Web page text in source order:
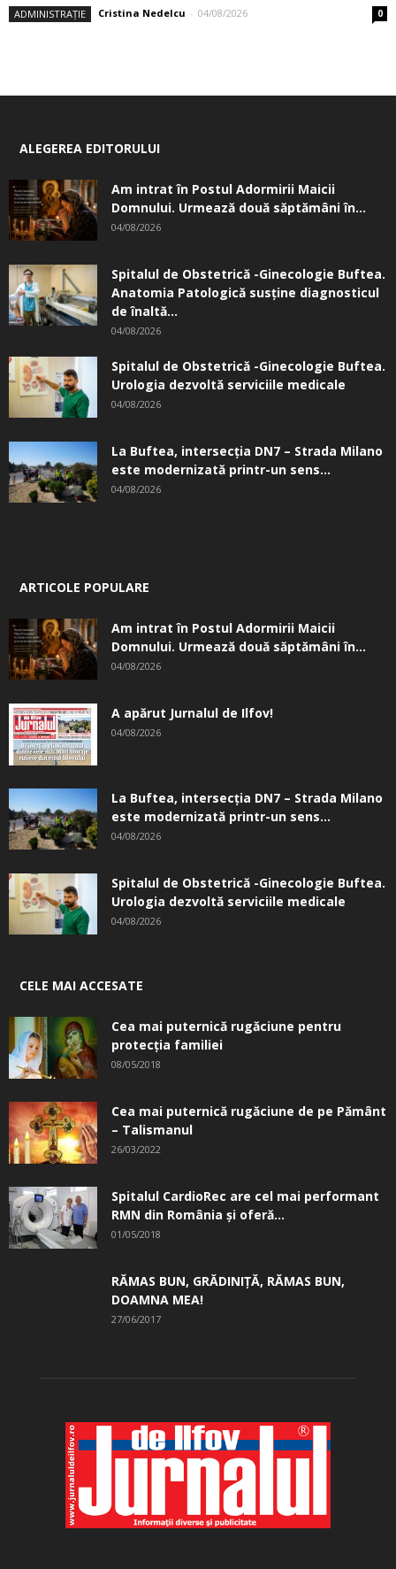
ADMINISTRAȚIE Cristina Nedelcu - 04/08/2026 0
ALEGEREA EDITORULUI
Am intrat în Postul Adormirii Maicii
Domnului. Urmează două săptămâni în...
04/08/2026
Spitalul de Obstetrică -Ginecologie Buftea.
Anatomia Patologică susţine diagnosticul
de înaltă...
04/08/2026
Spitalul de Obstetrică -Ginecologie Buftea.
Urologia dezvoltă serviciile medicale
04/08/2026
La Buftea, intersecţia DN7 – Strada Milano
este modernizată printr-un sens...
04/08/2026
ARTICOLE POPULARE
Am intrat în Postul Adormirii Maicii
Domnului. Urmează două săptămâni în...
04/08/2026
A apărut Jurnalul de Ilfov!
04/08/2026
La Buftea, intersecţia DN7 – Strada Milano
este modernizată printr-un sens...
04/08/2026
Spitalul de Obstetrică -Ginecologie Buftea.
Urologia dezvoltă serviciile medicale
04/08/2026
CELE MAI ACCESATE
Cea mai puternică rugăciune pentru
protecția familiei
08/05/2018
Cea mai puternică rugăciune de pe Pământ
– Talismanul
26/03/2022
Spitalul CardioRec are cel mai performant
RMN din România și oferă...
01/05/2018
RĂMAS BUN, GRĂDINIŢĂ, ­RĂMAS BUN,
DOAMNA MEA!
27/06/2017